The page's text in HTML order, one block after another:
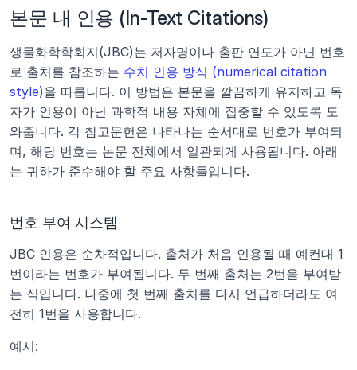
본문 내 인용 (In-Text Citations)
생물화학학회지(JBC)는 저자명이나 출판 연도가 아닌 번호
로 출처를 참조하는 수치 인용 방식 (numerical citation
style)을 따릅니다. 이 방법은 본문을 깔끔하게 유지하고 독
자가 인용이 아닌 과학적 내용 자체에 집중할 수 있도록 도
와줍니다. 각 참고문헌은 나타나는 순서대로 번호가 부여되
며, 해당 번호는 논문 전체에서 일관되게 사용됩니다. 아래
는 귀하가 준수해야 할 주요 사항들입니다.
번호 부여 시스템
JBC 인용은 순차적입니다. 출처가 처음 인용될 때 예컨대 1
번이라는 번호가 부여됩니다. 두 번째 출처는 2번을 부여받
는 식입니다. 나중에 첫 번째 출처를 다시 언급하더라도 여
전히 1번을 사용합니다.
예시: